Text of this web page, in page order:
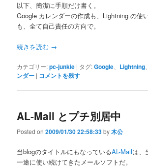
以下、簡潔に手順だけ書く。
Google カレンダーの作成も、Lightning の使
も、全て自己責任の方向で。
続きを読む →
カテゴリー:pc-junkie | タグ:Google Lightning
ンダー | コメントを残す
AL-Mail とプチ別居中
Posted on2009/01/30 22:58:33by木公
当blogのタイトルにもなっているAL-Mailは、
一途に使い続けてきたメールソフトだ。